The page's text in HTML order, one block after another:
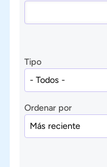
Tipo
Ordenar por